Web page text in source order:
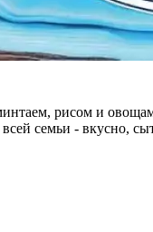
рисом и овощами
семьи - вкусно,